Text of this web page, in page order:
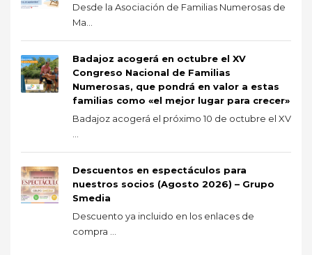
Desde la Asociación de Familias Numerosas de
Ma...
Badajoz acogerá en octubre el XV
Congreso Nacional de Familias
Numerosas, que pondrá en valor a estas
familias como «el mejor lugar para crecer»
Badajoz acogerá el próximo 10 de octubre el XV
Descuentos en espectáculos para
nuestros socios (Agosto 2026) – Grupo
Smedia
Descuento ya incluido en los enlaces de
compra ...